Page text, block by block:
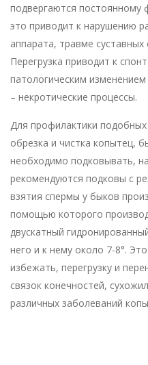
подвергаются постоянному
это приводит к нарушению
аппарата, травме
Перегрузка приводит к
патологическим
– некротические процессы.
Для профилактики подобных
обрезка и чистка копытец,
необходимо подковывать,
рекомендуются подковы с
взятия спермы у быков
помощью которого
двускатный
него и к нему около 7-8°.
избежать, перегрузку и
связок конечностей,
различных заболеваний